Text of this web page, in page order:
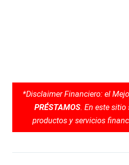
*Disclaimer Financiero: el
PRÉSTAMOS. En este
productos y servicios